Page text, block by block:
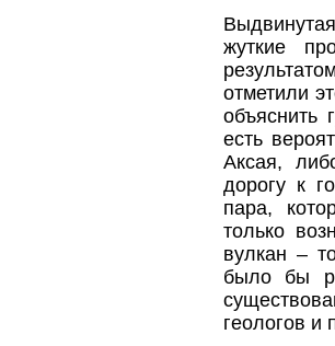
жуткие
отметили
объяснить
есть
Аксая,
дорогу к
пара,
только
вулкан –
было бы
геологов и